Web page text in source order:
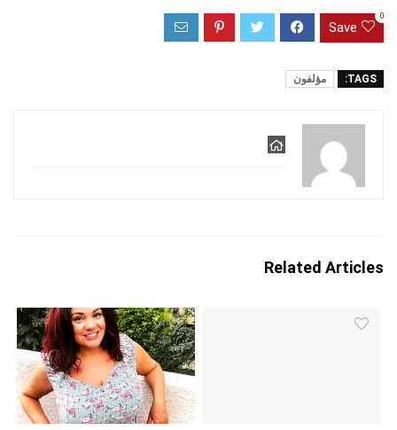
Save
0
TAGS: مؤلفون
Related Articles